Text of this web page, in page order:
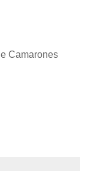
Camarones